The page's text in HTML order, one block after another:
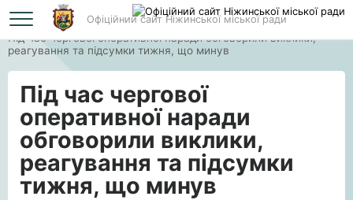
Офіційний сайт Ніжинської міської ради
Головна
Під час чергової оперативної наради обговорили виклики,
реагування та підсумки тижня, що минув
Під час чергової
оперативної наради
обговорили виклики,
реагування та підсумки
тижня, що минув